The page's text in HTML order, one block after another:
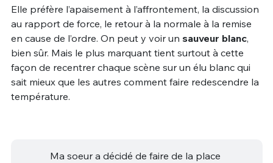
Elle préfère l’apaisement à l’affrontement, la discussion
au rapport de force, le retour à la normale à la remise
en cause de l’ordre. On peut y voir un sauveur blanc,
bien sûr. Mais le plus marquant tient surtout à cette
façon de recentrer chaque scène sur un élu blanc qui
sait mieux que les autres comment faire redescendre la
température.
Ma soeur a décidé de faire de la place